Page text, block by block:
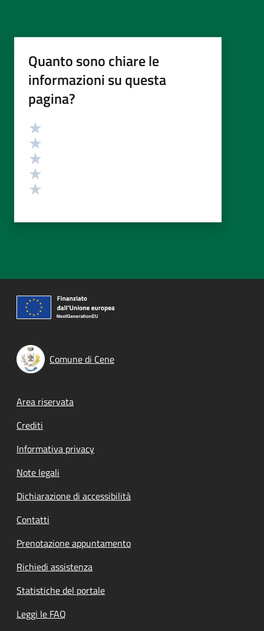
Quanto sono chiare le
informazioni su questa
pagina?
Valutazione
Comune di Cene
Footer menu
Area riservata
Crediti
Informativa privacy
Note legali
Dichiarazione di accessibilità
Contatti
Prenotazione appuntamento
Richiedi assistenza
Statistiche del portale
Leggi le FAQ